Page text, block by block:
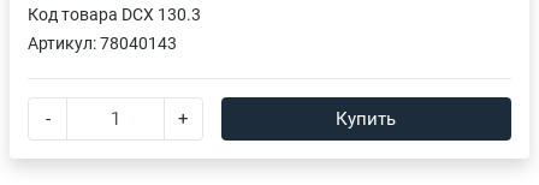
Код товара DCX 130.3
Артикул:78040143
- + Купить